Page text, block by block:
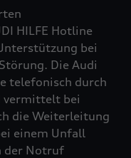
HILFE Hotline
bei
Die Audi
telefonisch durch
vermittelt bei
die Weiterleitung
einem Unfall
der Notruf